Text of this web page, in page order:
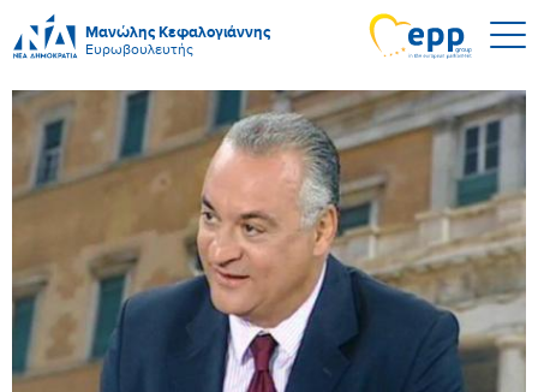
Μανώλης Κεφαλογιάννης
Ευρωβουλευτής